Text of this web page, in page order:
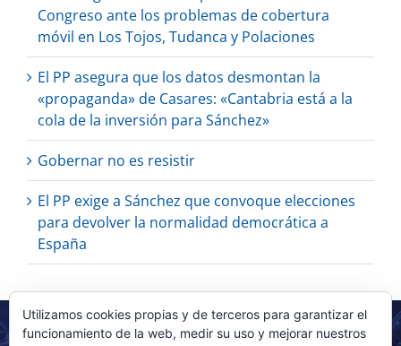
Congreso ante los problemas de cobertura
móvil en Los Tojos, Tudanca y Polaciones
El PP asegura que los datos desmontan la
«propaganda» de Casares: «Cantabria está a la
cola de la inversión para Sánchez»
Gobernar no es resistir
El PP exige a Sánchez que convoque elecciones
para devolver la normalidad democrática a
España
Utilizamos cookies propias y de terceros para garantizar el
funcionamiento de la web, medir su uso y mejorar nuestros